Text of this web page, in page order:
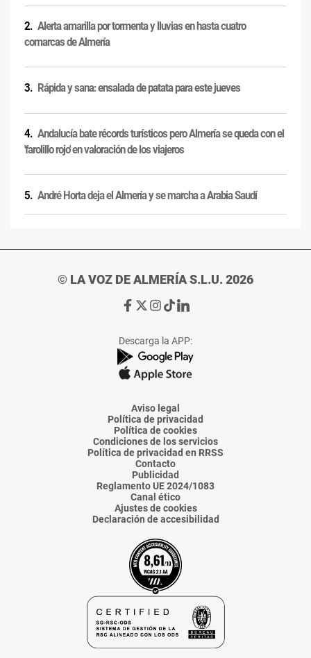
Alerta amarilla por tormenta y lluvias en hasta cuatro
comarcas de Almería
Rápida y sana: ensalada de patata para este jueves
Andalucía bate récords turísticos pero Almería se queda con el
'farolillo rojo' en valoración de los viajeros
André Horta deja el Almería y se marcha a Arabia Saudí
© LA VOZ DE ALMERÍA S.L.U. 2026
Ir
de
La
Voz
Almería
Ir
de
La
Voz
Almería
Ir
de
La
Voz
Almería
Ir
de
La
Voz
Almería
Ir
de
La
Voz
Descarga la APP:
Aviso legal
Política de privacidad
Política de cookies
Condiciones de los servicios
Política de privacidad en RRSS
Contacto
Publicidad
Reglamento UE 2024/1083
Canal ético
Ajustes de cookies
Declaración de accesibilidad